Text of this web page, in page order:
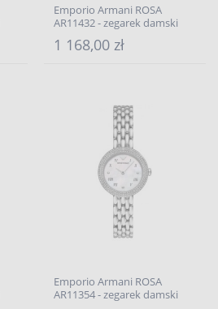
Emporio Armani ROSA
AR11432 - zegarek damski
1 168,00 zł
Emporio Armani ROSA
AR11354 - zegarek damski